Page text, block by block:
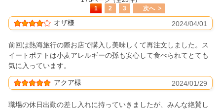
1
2 3 次へ
オザ様 2024/04/01
前回は熱海旅行の際お店で購入し美味しくて再注文しました。ス
イートポテトは小麦アレルギーの孫も安心して食べられてとても
気に入っています。
アクア様 2024/01/29
職場の休日出勤の差し入れに持っていきましたが、みんな絶賛し